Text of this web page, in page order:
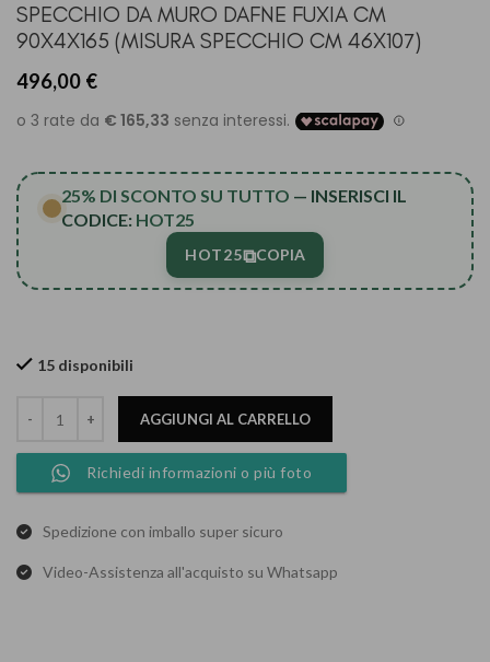
SPECCHIO DA MURO DAFNE FUXIA CM
90X4X165 (MISURA SPECCHIO CM 46X107)
496,00 €
25% DI SCONTO SU TUTTO — INSERISCI IL
CODICE: HOT25
HOT25⧉COPIA
15 disponibili
AGGIUNGI AL CARRELLO
Richiedi informazioni o più foto
Spedizione con imballo super sicuro
Video-Assistenza all'acquisto su Whatsapp